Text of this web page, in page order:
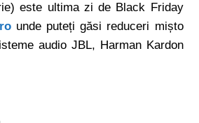
este ultima zi de Black Friday
unde puteți găsi reduceri mișto
audio JBL, Harman Kardon